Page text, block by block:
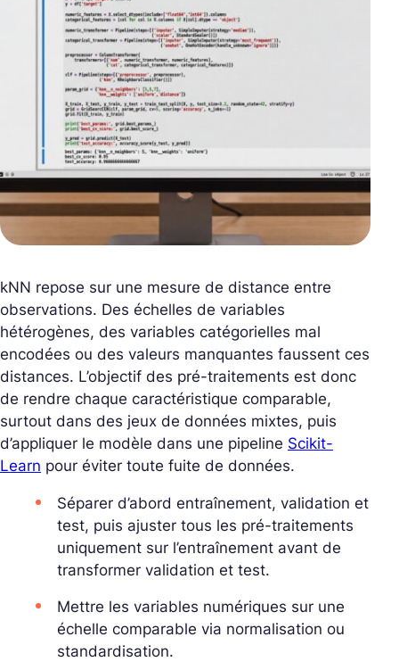
kNN repose sur une mesure de distance entre
observations. Des échelles de variables
hétérogènes, des variables catégorielles mal
encodées ou des valeurs manquantes faussent ces
distances. L’objectif des pré-traitements est donc
de rendre chaque caractéristique comparable,
surtout dans des jeux de données mixtes, puis
d’appliquer le modèle dans une pipeline Scikit-
Learn pour éviter toute fuite de données.
Séparer d’abord entraînement, validation et
test, puis ajuster tous les pré-traitements
uniquement sur l’entraînement avant de
transformer validation et test.
Mettre les variables numériques sur une
échelle comparable via normalisation ou
standardisation.